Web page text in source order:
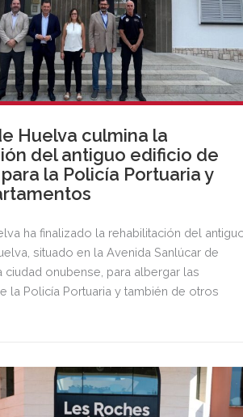
Huelva culmina la
del antiguo edificio de
la Policía Portuaria y
ha finalizado la rehabilitación del
situado en la Avenida Sanlúcar de
ciudad onubense, para albergar las
la Policía Portuaria y también de otros